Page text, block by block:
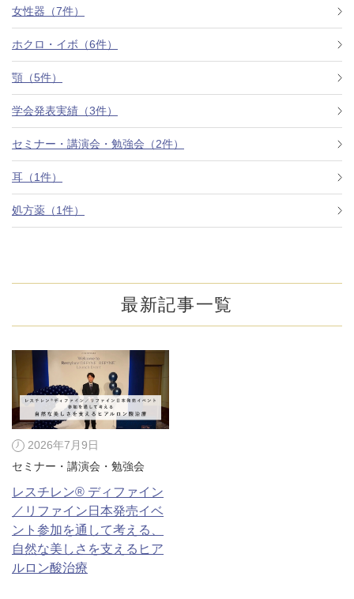
よくあるご質問
美容ブログ
公式SNS
女性器（7件）
ホクロ・イボ（6件）
顎（5件）
学会発表実績（3件）
セミナー・講演会・勉強会（2件）
耳（1件）
処方薬（1件）
最新記事一覧
2026年7月9日
セミナー・講演会・勉強会
レスチレン® ディファイン
／リファイン日本発売イベ
ント参加を通して考える、
自然な美しさを支えるヒア
ルロン酸治療